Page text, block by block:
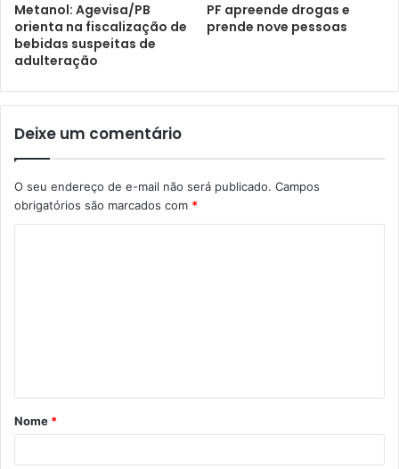
Metanol: Agevisa/PB
orienta na fiscalização de
bebidas suspeitas de
adulteração
PF apreende drogas e
prende nove pessoas
Deixe um comentário
O seu endereço de e-mail não será publicado. Campos
obrigatórios são marcados com *
Nome *